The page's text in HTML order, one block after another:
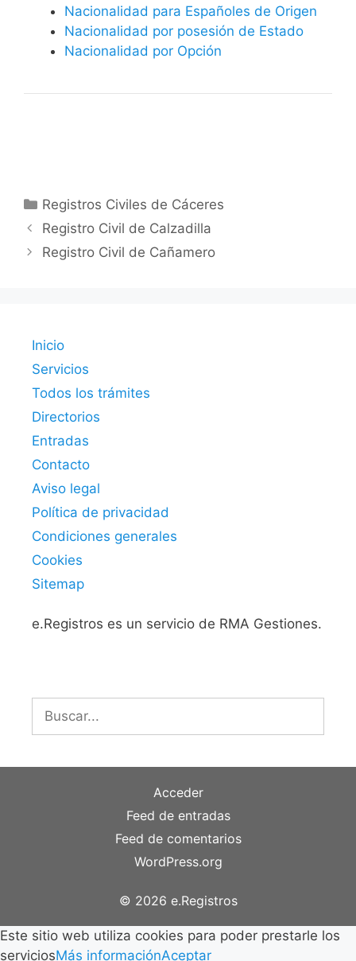
Nacionalidad para Españoles de Origen
Nacionalidad por posesión de Estado
Nacionalidad por Opción
Categorías
Registros Civiles de Cáceres
Registro Civil de Calzadilla
Registro Civil de Cañamero
Inicio
Servicios
Todos los trámites
Directorios
Entradas
Contacto
Aviso legal
Política de privacidad
Condiciones generales
Cookies
Sitemap
e.Registros es un servicio de RMA Gestiones.
Buscar:
Acceder
Feed de entradas
Feed de comentarios
WordPress.org
© 2026 e.Registros
Este sitio web utiliza cookies para poder prestarle los
serviciosMás informaciónAceptar